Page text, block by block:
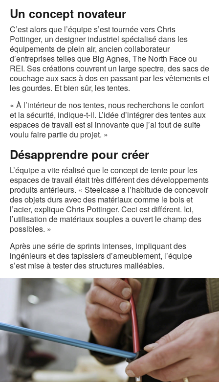
Un concept novateur
C’est alors que l’équipe s’est tournée vers Chris
Pottinger, un designer industriel spécialisé dans les
équipements de plein air, ancien collaborateur
d’entreprises telles que Big Agnes, The North Face ou
REI. Ses créations couvrent un large spectre, des sacs de
couchage aux sacs à dos en passant par les vêtements et
les gourdes. Et bien sûr, les tentes.
« À l’intérieur de nos tentes, nous recherchons le confort
et la sécurité, indique-t-il. L’idée d’intégrer des tentes aux
espaces de travail est si innovante que j’ai tout de suite
voulu faire partie du projet. »
Désapprendre pour créer
L’équipe a vite réalisé que le concept de tente pour les
espaces de travail était très différent des développements
produits antérieurs. « Steelcase a l’habitude de concevoir
des objets durs avec des matériaux comme le bois et
l’acier, explique Chris Pottinger. Ceci est différent. Ici,
l’utilisation de matériaux souples a ouvert le champ des
possibles. »
Après une série de sprints intenses, impliquant des
ingénieurs et des tapissiers d’ameublement, l’équipe
s’est mise à tester des structures malléables.